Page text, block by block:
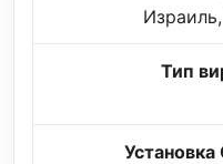
Тип
Установка